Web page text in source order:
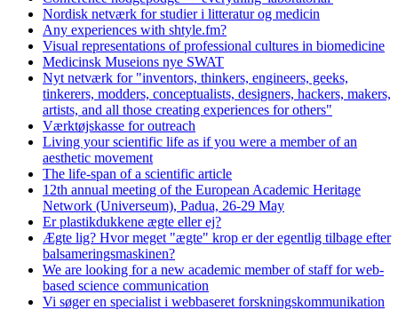
Nordisk netværk for studier i litteratur og medicin
Any experiences with shtyle.fm?
Visual representations of professional cultures in biomedicine
Medicinsk Museions nye SWAT
Nyt netværk for "inventors, thinkers, engineers, geeks,
tinkerers, modders, conceptualists, designers, hackers, makers,
artists, and all those creating experiences for others"
Værktøjskasse for outreach
Living your scientific life as if you were a member of an
aesthetic movement
The life-span of a scientific article
12th annual meeting of the European Academic Heritage
Network (Universeum), Padua, 26-29 May
Er plastikdukkene ægte eller ej?
Ægte lig? Hvor meget "ægte" krop er der egentlig tilbage efter
balsameringsmaskinen?
We are looking for a new academic member of staff for web-
based science communication
Vi søger en specialist i webbaseret forskningskommunikation